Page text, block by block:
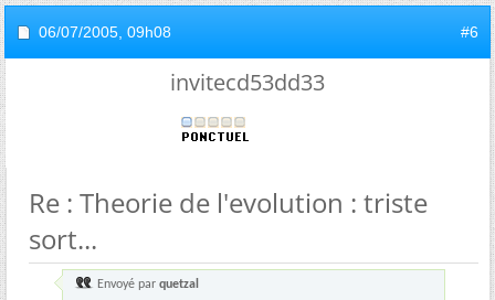
06/07/2005, 09h08 #6
invitecd53dd33
Re : Theorie de l'evolution : triste
sort...
Envoyé par quetzal